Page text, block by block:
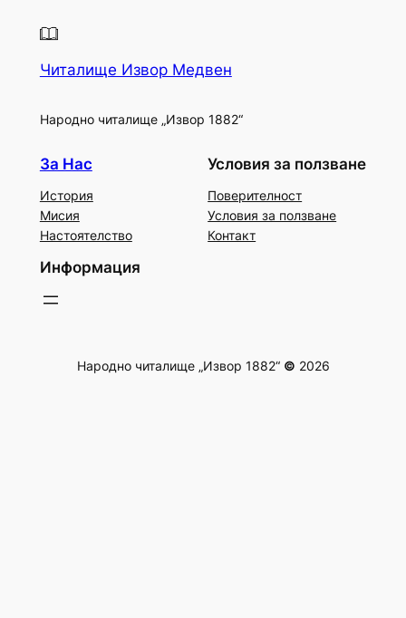
Читалище Извор Медвен
Народно читалище „Извор 1882“
За Нас
История
Мисия
Настоятелство
Условия за ползване
Поверителност
Условия за ползване
Контакт
Информация
Народно читалище „Извор 1882“ © 2026